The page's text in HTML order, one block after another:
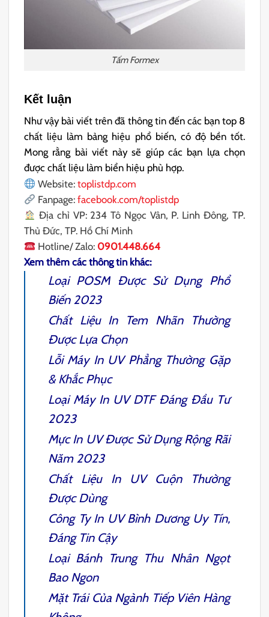
Tấm Formex
Kết luận
Như vậy bài viết trên đã thông tin đến các bạn top 8
chất liệu làm bảng hiệu phổ biến, có độ bền tốt.
Mong rằng bài viết này sẽ giúp các bạn lựa chọn
được chất liệu làm biển hiệu phù hợp.
Website:toplistdp.com
Fanpage:facebook.com/toplistdp
Địa chỉ VP: 234 Tô Ngọc Vân, P. Linh Đông, TP.
Thủ Đức, TP. Hồ Chí Minh
Hotline/ Zalo: 0901.448.664
Xem thêm các thông tin khác:
Loại POSM Được Sử Dụng Phổ
Biến2023
Chất Liệu In Tem NhãnThường
Được Lựa Chọn
Lỗi Máy In UV Phẳng Thường Gặp
& Khắc Phục
Loại Máy In UV DTFĐáng Đầu Tư
2023
Mực In UVĐược Sử Dụng Rộng Rãi
Năm 2023
Chất Liệu In UV CuộnThường
Được Dùng
Công TyIn UV Bình DươngUy Tín,
Đáng Tin Cậy
Loại Bánh Trung Thu Nhân Ngọt
Bao Ngon
Mặt Trái Của Ngành Tiếp Viên Hàng